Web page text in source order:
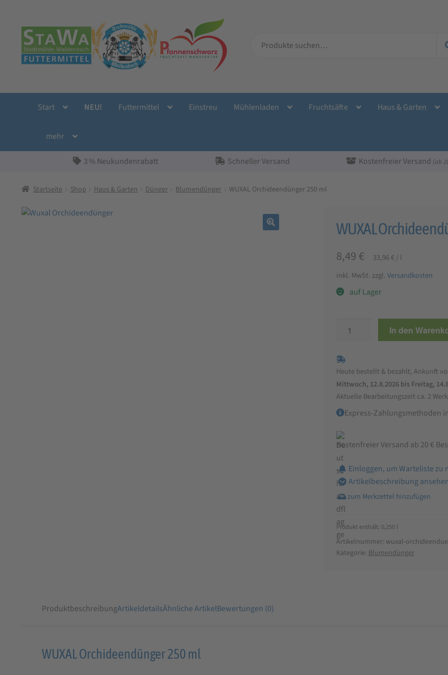
Navigation
springen
Inhalt
springen
nach:
Start NEU! Futtermittel Einstreu Mühlenladen Fruchtsäfte Haus & Garten
mehr
3 % Neukundenrabatt Schneller Versand Kostenfreier Versand (ab
Startseite Shop Haus & Garten Dünger Blumendünger WUXAL Orchideendünger 250 ml
WUXAL
8,49 € 33,96 € /l
inkl. MwSt. zzgl. Versandkosten
auf Lager
Orchideendünger
ml
Menge
In den
Heute bestellt & bezahlt, Ankunft
Mittwoch, 12.8.2026 bis Freitag,
Aktuelle Bearbeitungszeit ca. 2
Express-Zahlungsmethoden
Kostenfreier Versand ab 20 €
Einloggen, um Warteliste zu
Artikelbeschreibung
Produkt enthält: 0,250 l
Artikelnummer: wuxal-
Kategorie: Blumendünger
ProduktbeschreibungArtikeldetailsÄhnliche ArtikelBewertungen (0)
Produktbeschreibung
WUXAL Orchideendünger 250 ml